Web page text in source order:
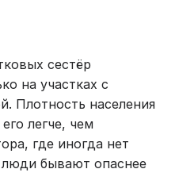
сестёр
на участках с
Плотность населения
легче, чем
где иногда нет
люди бывают опаснее